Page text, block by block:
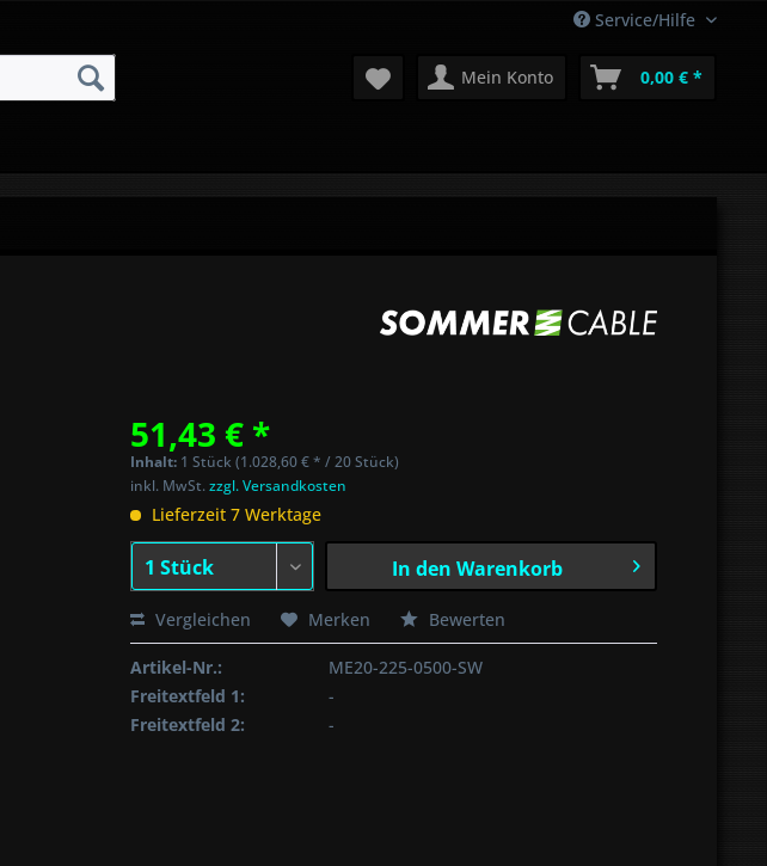
Service/Hilfe
Mein Konto 0,00 € *
51,43 € *
Inhalt: 1 Stück (1.028,60 € * / 20 Stück)
inkl. MwSt.zzgl. Versandkosten
Lieferzeit 7 Werktage
In den Warenkorb
Vergleichen Merken Bewerten
Artikel-Nr.:
ME20-225-0500-SW
Freitextfeld 1:
-
Freitextfeld 2:
-